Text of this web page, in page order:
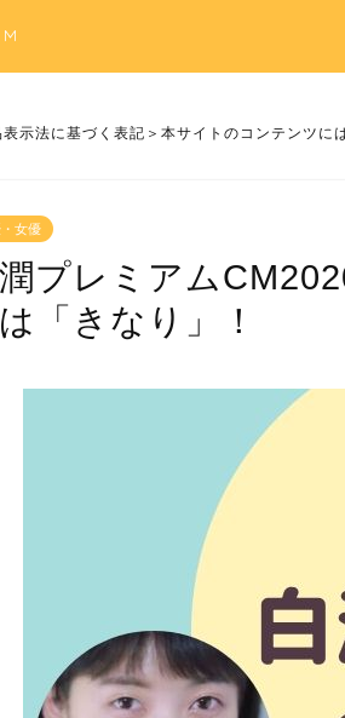
表示法に基づく表記＞本サイトのコンテンツ
女優
プレミアム
「きなり」！